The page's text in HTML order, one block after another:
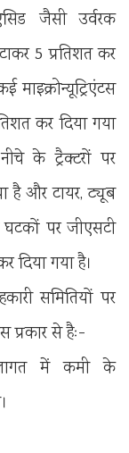
जैसी उर्वरक
5 प्रतिशत कर
कर दिया गया
के ट्रैक्टरों पर
है और टायर, ट्यूब
पर जीएसटी
दिया गया है।
समितियों पर
प्रकार से हैः-
में कमी के